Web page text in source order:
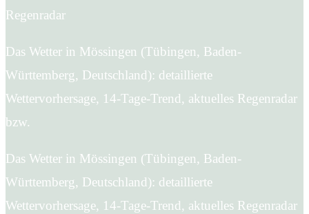
Regenradar
Das Wetter in Mössingen (Tübingen, Baden-
Württemberg, Deutschland): detaillierte
Wettervorhersage, 14-Tage-Trend, aktuelles Regenradar
bzw.
Das Wetter in Mössingen (Tübingen, Baden-
Württemberg, Deutschland): detaillierte
Wettervorhersage, 14-Tage-Trend, aktuelles Regenradar